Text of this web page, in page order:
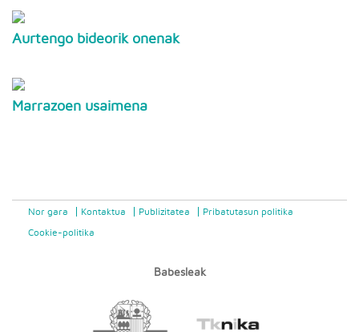
Aurtengo bideorik onenak
Marrazoen usaimena
Nor gara Kontaktua Publizitatea Pribatutasun politika
Cookie-politika
Babesleak